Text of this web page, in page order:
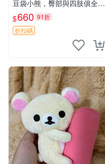
豆袋小熊，臀部與四肢俱全，
坐高11公分，附原盒與吊牌
收藏。藍鼻子小熊，值得擁有
玩具 憶熊
$660 91折
折扣碼